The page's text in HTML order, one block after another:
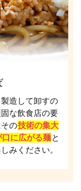
造して卸すの
な飲食店の要
の技術の集大
に広がる麺と
みください。